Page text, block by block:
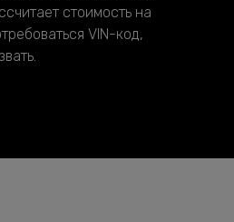
стоимость на
VIN-код,